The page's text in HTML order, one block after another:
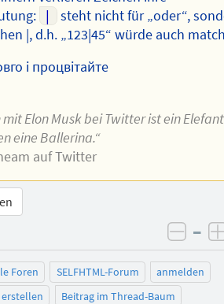
|
steht nicht für „oder“,
|, d.h. „123|45“ würde auch
і процвітайте
mit Elon Musk bei Twitter ist ein
eine Ballerina.“
auf Twitter
–
Foren SELFHTML-Forum
anmelden
Beitrag im Thread-Baum